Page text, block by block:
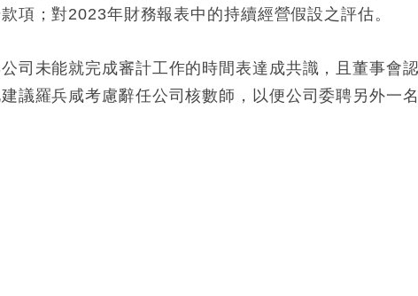
項；對2023年財務報表中的持續經營假設之評估。
司未能就完成審計工作的時間表達成共識，且董事會
議羅兵咸考慮辭任公司核數師，以便公司委聘另外一